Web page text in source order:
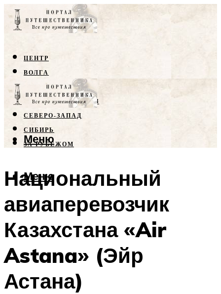
ЦЕНТР
ВОЛГА
КРЫМ
СЕВЕРНЫЙ КАВКАЗ
СЕВЕРО-ЗАПАД
СИБИРЬ
ЗА РУБЕЖОМ
Меню
Меню
Национальный
авиаперевозчик
Казахстана «Air
Astana» (Эйр
Астана)